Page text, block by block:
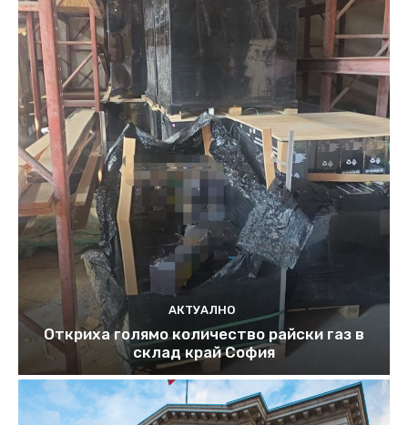
АКТУАЛНО
Откриха голямо количество райски газ в
склад край София